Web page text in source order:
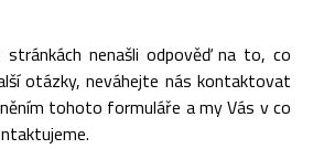
stránkách nenašli odpověď na to, co
otázky, neváhejte nás kontaktovat
tohoto formuláře a my Vás v co